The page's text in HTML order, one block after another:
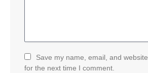
Save my name, email, and
for the next time I comment.